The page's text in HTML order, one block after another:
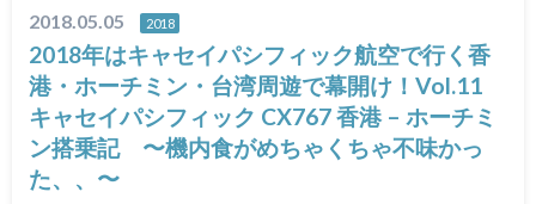
2018.05.05 2018
2018年はキャセイパシフィック航空で行く香
港・ホーチミン・台湾周遊で幕開け！Vol.11
キャセイパシフィック CX767 香港 – ホーチミ
ン搭乗記 〜機内食がめちゃくちゃ不味かっ
た、、〜